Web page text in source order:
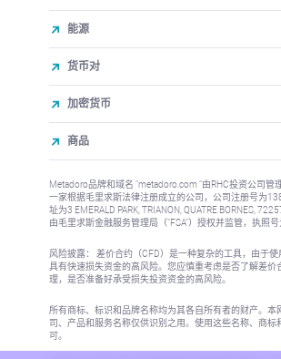
能源
货币对
加密货币
商品
Metadoro品牌和域名 "metadoro.com "由RHC投资公司管
一家根据毛里求斯法律注册成立的公司，公司注册号为
址为3 EMERALD PARK, TRIANON, QUATRE BORNES,
由毛里求斯金融服务管理局（"FSA"）授权并监管，执照
风险披露： 差价合约（CFD）是一种复杂的工具，由于
具有快速损失资金的高风险。您应慎重考虑是否了解差价
理，是否准备好承受损失投资资金的高风险。
所有商标、标识和品牌名称均为其各自所有者的财产。本
司、产品和服务名称仅供识别之用。使用这些名称、商标
可。